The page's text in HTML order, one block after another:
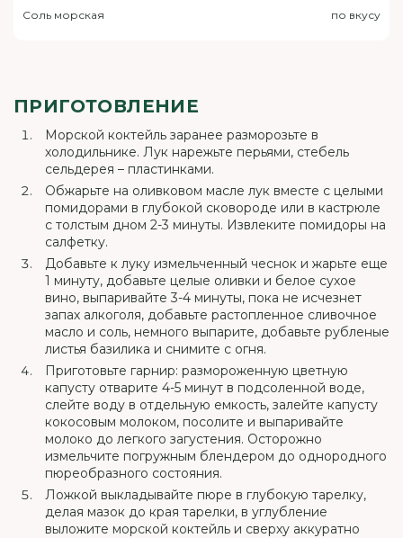
Соль морская по вкусу
ПРИГОТОВЛЕНИЕ
Морской коктейль заранее разморозьте в
холодильнике. Лук нарежьте перьями, стебель
сельдерея – пластинками.
Обжарьте на оливковом масле лук вместе с целыми
помидорами в глубокой сковороде или в кастрюле
с толстым дном 2-3 минуты. Извлеките помидоры на
салфетку.
Добавьте к луку измельченный чеснок и жарьте еще
1 минуту, добавьте целые оливки и белое сухое
вино, выпаривайте 3-4 минуты, пока не исчезнет
запах алкоголя, добавьте растопленное сливочное
масло и соль, немного выпарите, добавьте рубленые
листья базилика и снимите с огня.
Приготовьте гарнир: размороженную цветную
капусту отварите 4-5 минут в подсоленной воде,
слейте воду в отдельную емкость, залейте капусту
кокосовым молоком, посолите и выпаривайте
молоко до легкого загустения. Осторожно
измельчите погружным блендером до однородного
пюреобразного состояния.
Ложкой выкладывайте пюре в глубокую тарелку,
делая мазок до края тарелки, в углубление
выложите морской коктейль и сверху аккуратно